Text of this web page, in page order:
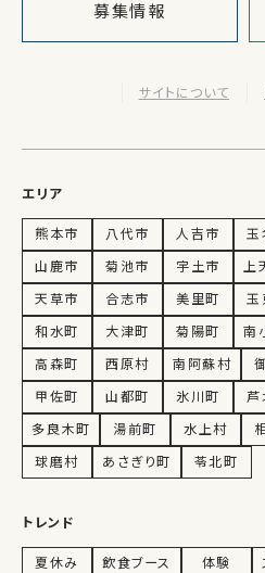
募集情報
サイトについて
エリア
熊本市 八代市 人吉市 玉
山鹿市
菊池市 宇土市 上
天草市
合志市 美里町 玉
和水町
大津町 菊陽町 南
高森町
西原村 南阿蘇村
甲佐町
山都町 氷川町 芦
多良木町
湯前町 水上村
球磨村
あさぎり町 苓北町
トレンド
夏休み 飲食ブース 体験